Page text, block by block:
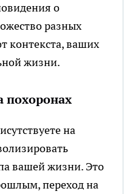
о
разных
контекста, ваших
жизни.
похоронах
на
вашей жизни. Это
переход на